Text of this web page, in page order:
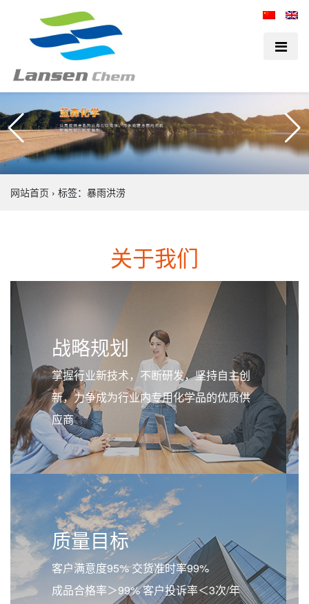
网站首页 › 标签：暴雨洪涝
关于我们
战略规划
掌握行业新技术，不断研发，坚持自主创
新，力争成为行业内专用化学品的优质供
应商
质量目标
客户满意度95% 交货准时率99%
成品合格率＞99% 客户投诉率＜3次/年